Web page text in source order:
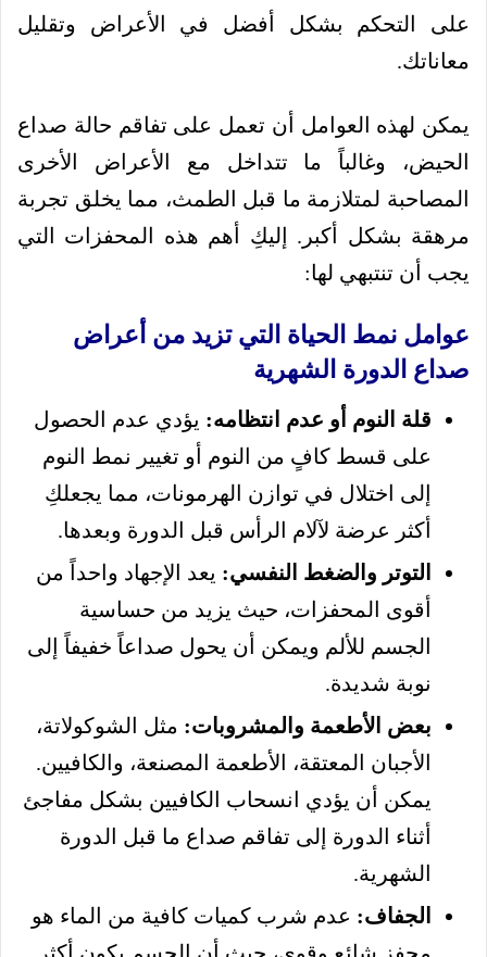
على التحكم بشكل أفضل في الأعراض وتقليل
معاناتك.
يمكن لهذه العوامل أن تعمل على تفاقم حالة صداع
الحيض، وغالباً ما تتداخل مع الأعراض الأخرى
المصاحبة لمتلازمة ما قبل الطمث، مما يخلق تجربة
مرهقة بشكل أكبر. إليكِ أهم هذه المحفزات التي
يجب أن تنتبهي لها:
عوامل نمط الحياة التي تزيد من أعراض
صداع الدورة الشهرية
قلة النوم أو عدم انتظامه: يؤدي عدم الحصول
على قسط كافٍ من النوم أو تغيير نمط النوم
إلى اختلال في توازن الهرمونات، مما يجعلكِ
أكثر عرضة لآلام الرأس قبل الدورة وبعدها.
التوتر والضغط النفسي: يعد الإجهاد واحداً من
أقوى المحفزات، حيث يزيد من حساسية
الجسم للألم ويمكن أن يحول صداعاً خفيفاً إلى
نوبة شديدة.
بعض الأطعمة والمشروبات: مثل الشوكولاتة،
الأجبان المعتقة، الأطعمة المصنعة، والكافيين.
يمكن أن يؤدي انسحاب الكافيين بشكل مفاجئ
أثناء الدورة إلى تفاقم صداع ما قبل الدورة
الشهرية.
الجفاف: عدم شرب كميات كافية من الماء هو
محفز شائع وقوي، حيث أن الجسم يكون أكثر